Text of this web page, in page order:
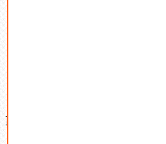
Латунный и
Ваша корзина